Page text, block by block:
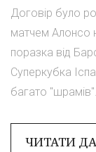
Договір було
матчем Алонсо
поразка від
Суперкубка
багато
ЧИТАТИ